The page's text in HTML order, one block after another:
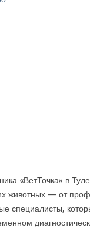
«ВетТочка» в
животных — от
специалисты,